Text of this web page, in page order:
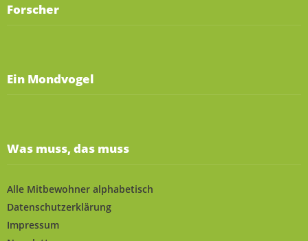
Forscher
Ein Mondvogel
Was muss, das muss
Alle Mitbewohner alphabetisch
Datenschutzerklärung
Impressum